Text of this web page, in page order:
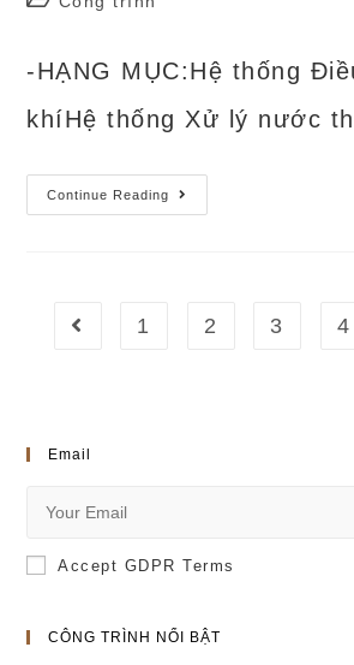
-HẠNG MỤC:Hệ thống
khíHệ thống Xử lý nước
Continue Reading
Cảng
Hàng
Go to the previous page
1 2 3 4
Email
Accept GDPR Terms
CÔNG TRÌNH NỔI BẬT